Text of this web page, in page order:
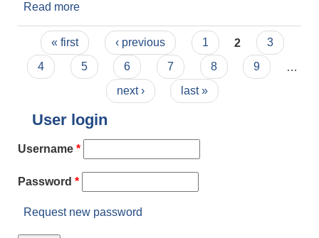
Read more
Pages
« first ‹ previous 1 2
3
4
5 6 7 8 9
next ›
last »
User login
Username *
Password *
Request new password